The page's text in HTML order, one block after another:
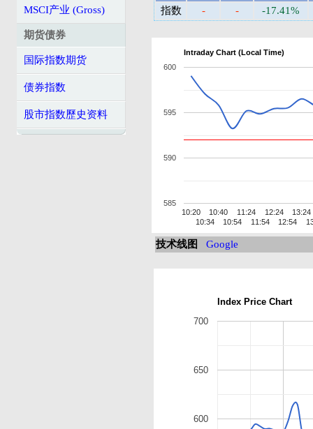
MSCI产业 (Gross)
期货债券
国际指数期货
债券指数
股市指数歷史资料
指数
- - -17.41%
Intraday Chart (Local Time)
10:20
10:34
10:40
10:54
11:24
11:54
12:24
12:54
13:24
585
590
595
600
技术线图 Google
Index Price Chart
600
650
700